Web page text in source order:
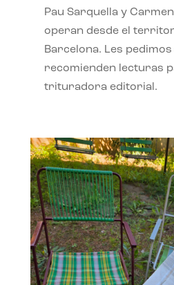
Pau Sarquella y
operan desde el
Barcelona. Les
recomienden lecturas
trituradora editorial.